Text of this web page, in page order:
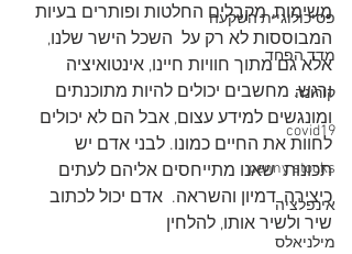
פסיכולוגיית השקעה
מדד הפחד
קורונה
covid19
penny stocks
אינפלציה
מילניאלס
משימות, מקבלים החלטות ופותרים בעיות
המבוססות לא רק על  השכל הישר שלנו,
אלא גם מתוך חוויות חיינו, אינטואיציה
ורגש. מחשבים יכולים להיות מתוכנתים
ומונגשים למידע עצום, אבל הם לא יכולים
לחוות את החיים כמונו. לבני אדם יש
תכונות  שאנו מתייחסים אליהם לעתים
כיצירה, דמיון והשראה.  אדם יכול לכתוב
שיר ולשיר אותו, להלחין